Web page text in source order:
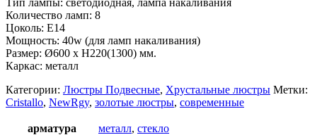
Количество ламп: 8
Цоколь: E14
Мощность: 40w (для ламп накаливания)
Размер: Ø600 x H220(1300) мм.
Каркас: металл
Категории: Люстры Подвесные, Хрустальные люстры Метки:
Cristallo, NewRgy, золотые люстры, современные
арматура металл, стекло